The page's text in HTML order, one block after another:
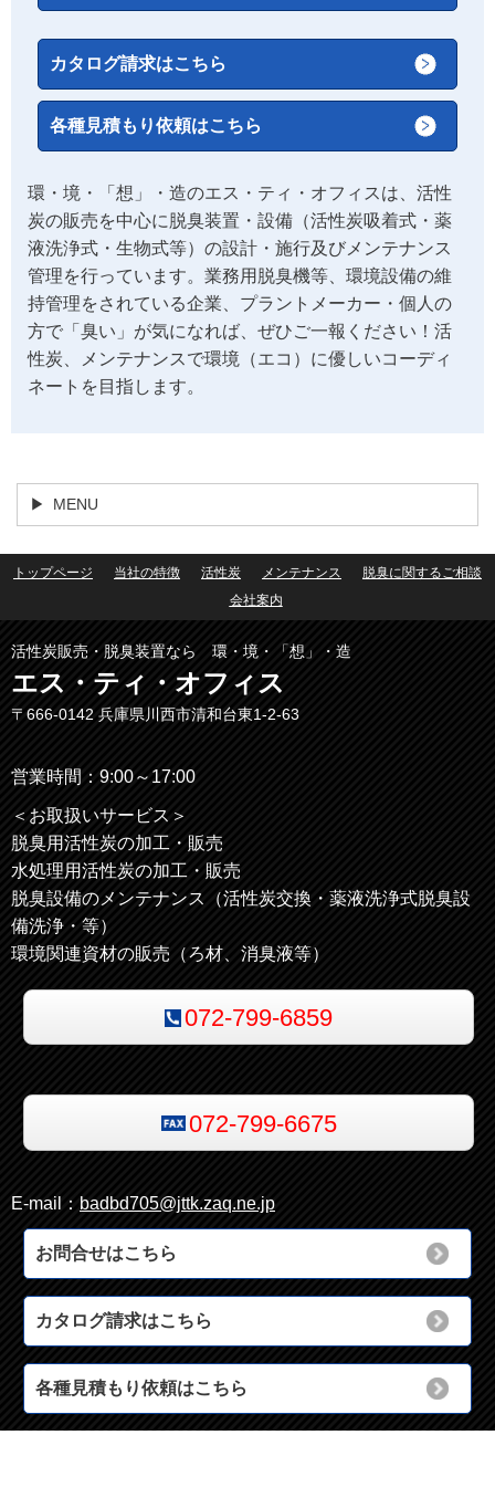
カタログ請求はこちら
各種見積もり依頼はこちら
環・境・「想」・造のエス・ティ・オフィスは、活性
炭の販売を中心に脱臭装置・設備（活性炭吸着式・薬
液洗浄式・生物式等）の設計・施行及びメンテナンス
管理を行っています。業務用脱臭機等、環境設備の維
持管理をされている企業、プラントメーカー・個人の
方で「臭い」が気になれば、ぜひご一報ください！活
性炭、メンテナンスで環境（エコ）に優しいコーディ
ネートを目指します。
MENU
トップページ 当社の特徴 活性炭 メンテナンス
脱臭に関するご相談
会社案内
活性炭販売・脱臭装置なら 環・境・「想」・造
エス・ティ・オフィス
〒666-0142 兵庫県川西市清和台東1‐2‐63
営業時間：9:00～17:00
＜お取扱いサービス＞
脱臭用活性炭の加工・販売
水処理用活性炭の加工・販売
脱臭設備のメンテナンス（活性炭交換・薬液洗浄式脱臭設
備洗浄・等）
環境関連資材の販売（ろ材、消臭液等）
072-799-6859
072-799-6675
E-mail： badbd705@jttk.zaq.ne.jp
お問合せはこちら
カタログ請求はこちら
各種見積もり依頼はこちら